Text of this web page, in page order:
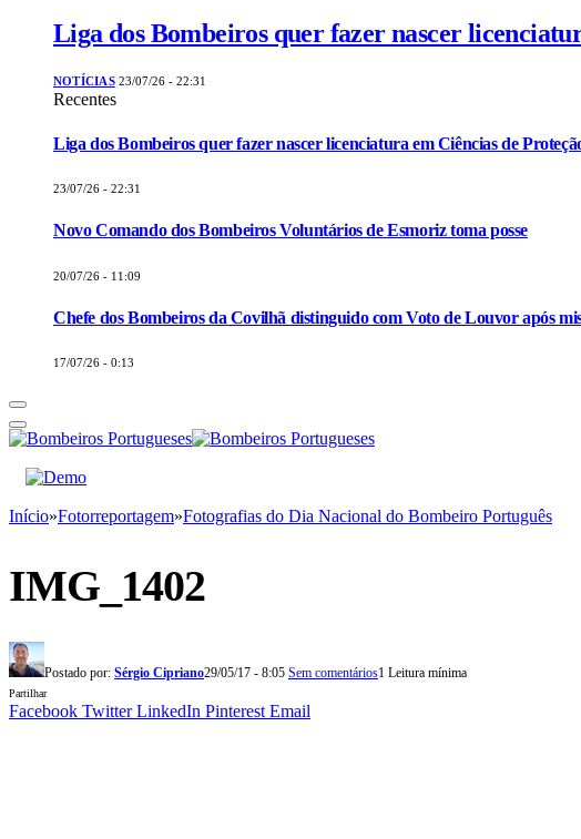
Liga dos Bombeiros quer fazer nascer
NOTÍCIAS 23/07/26 - 22:31
Recentes
Liga dos Bombeiros quer fazer nascer licenciatura em Ciências de
23/07/26 - 22:31
Novo Comando dos Bombeiros Voluntários de Esmoriz toma posse
20/07/26 - 11:09
Chefe dos Bombeiros da Covilhã distinguido com Voto de Louvor após
17/07/26 - 0:13
Início»Fotorreportagem»Fotografias do Dia Nacional do Bombeiro Português
IMG_1402
Postado por: Sérgio Cipriano29/05/17 - 8:05 Sem comentários1 Leitura mínima
Partilhar
Facebook Twitter LinkedIn Pinterest Email